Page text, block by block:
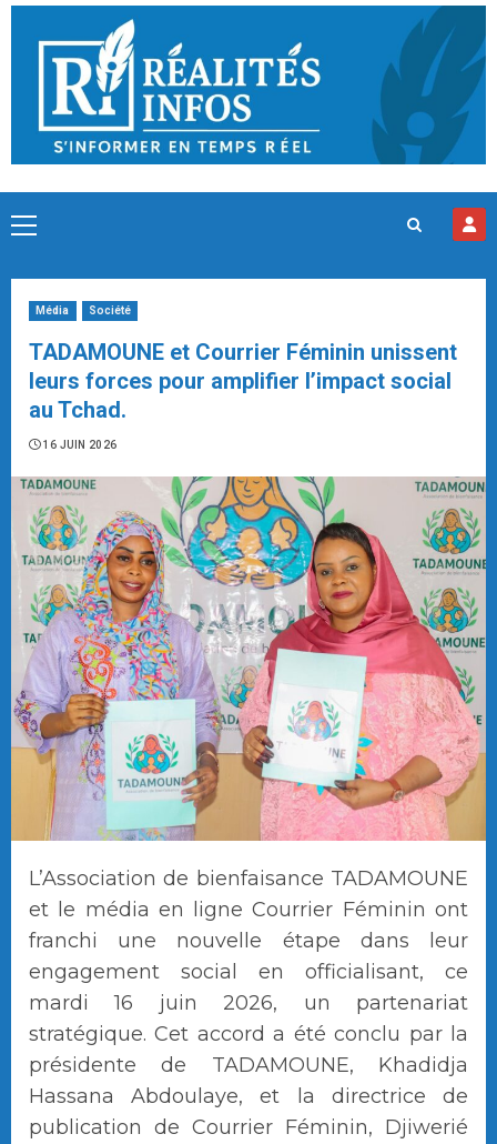
Skip
content
Primary
Média Société
TADAMOUNE et Courrier Féminin unissent
leurs forces pour amplifier l’impact social
au Tchad.
16 JUIN 2026
L’Association de bienfaisance TADAMOUNE
et le média en ligne Courrier Féminin ont
franchi une nouvelle étape dans leur
engagement social en officialisant, ce
mardi 16 juin 2026, un partenariat
stratégique. Cet accord a été conclu par la
présidente de TADAMOUNE, Khadidja
Hassana Abdoulaye, et la directrice de
publication de Courrier Féminin, Djiwerié